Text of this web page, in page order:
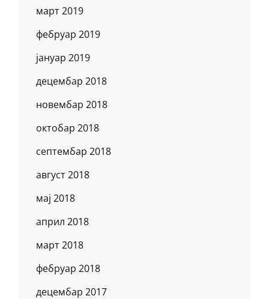
март 2019
фебруар 2019
јануар 2019
децембар 2018
новембар 2018
октобар 2018
септембар 2018
август 2018
мај 2018
април 2018
март 2018
фебруар 2018
децембар 2017